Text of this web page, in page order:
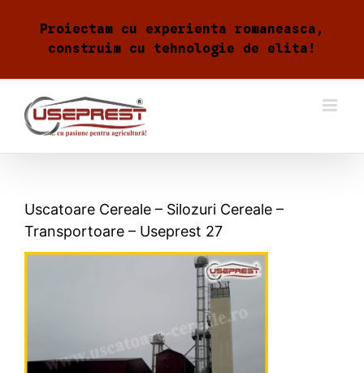
Proiectam cu experienta romaneasca,
construim cu tehnologie de elita!
Uscatoare Cereale – Silozuri Cereale –
Transportoare – Useprest 27